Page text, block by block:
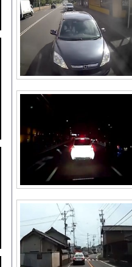
外国人「とてつもない逸材がい
【にじさんじ】 委員長、ゲリラ
【衝撃】「Z世代」とんでもない
２年付き合ってる彼女がいるん
ブラッドボーン全クリしたんだが
【朗報】プチプチで有名な川上
【悲報】日本の歴史、ついに『
海外「世界で日本を死守するぞ
【悲報】日本政府「障害者の福
乃木坂の美人マネージャ、ガチ
海外「日本なんて行くんじゃな
氷河期世代の非正規、年金を払っ
広島県知事ら「核抑止論、根本
【画像】おまえらくんの机がこ
【画像】この女優さん、可愛すぎる